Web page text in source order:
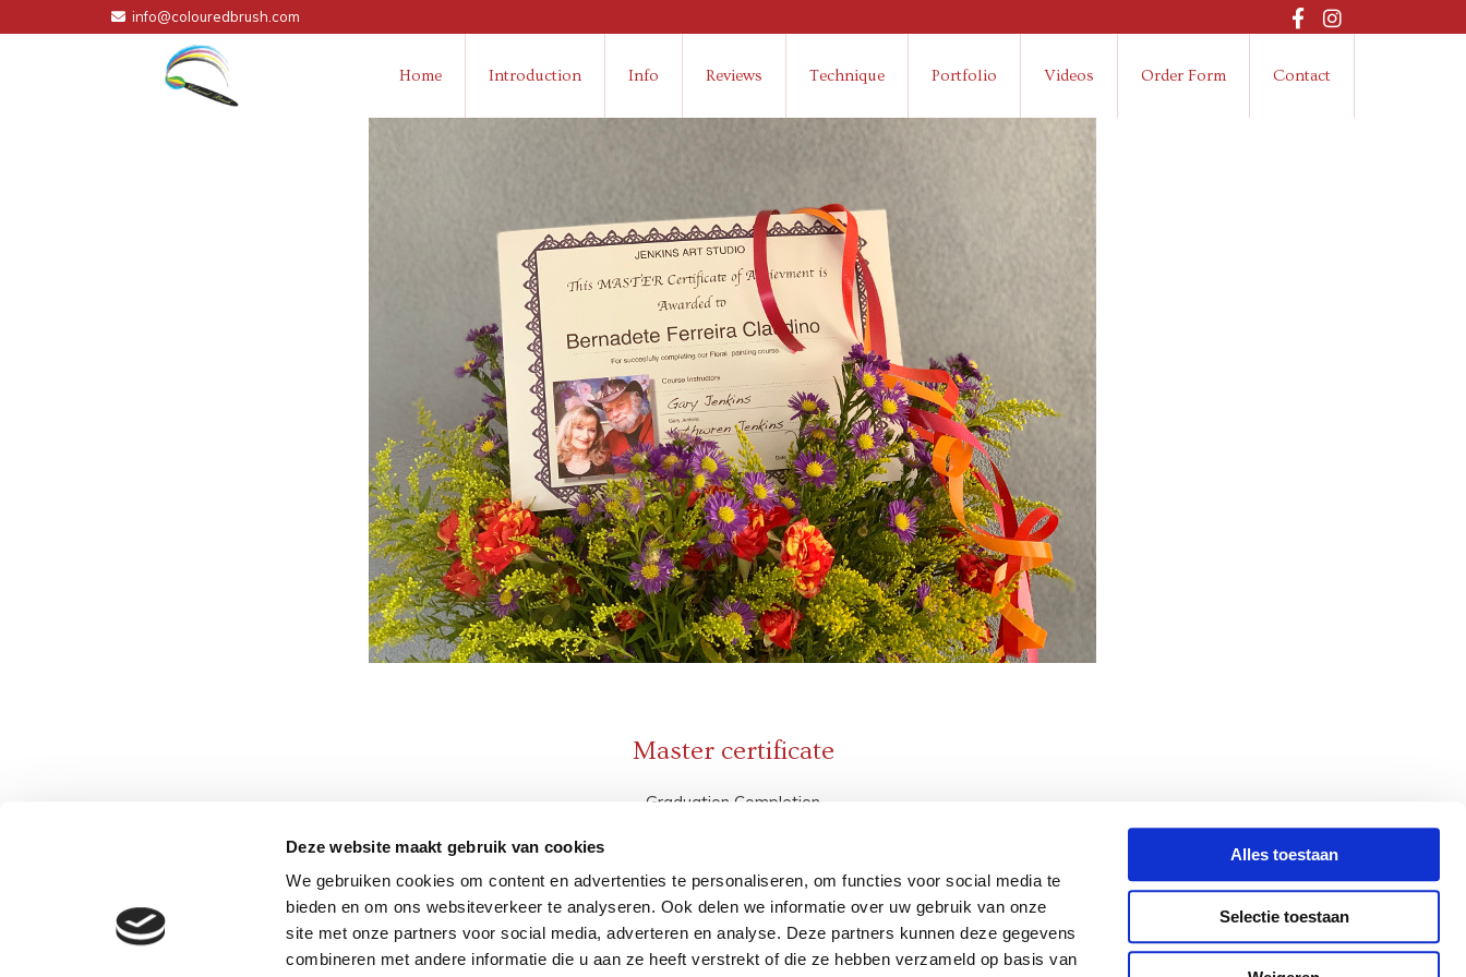
Deze website maakt gebruik van cookies
We gebruiken cookies om content en advertenties te personaliseren, om functies voor social media te
bieden en om ons websiteverkeer te analyseren. Ook delen we informatie over uw gebruik van onze
site met onze partners voor social media, adverteren en analyse. Deze partners kunnen deze gegevens
combineren met andere informatie die u aan ze heeft verstrekt of die ze hebben verzameld op basis van
Alles toestaan
Selectie toestaan
 info@colouredbrush.com
Home Introduction Info Reviews Technique Portfolio Videos Order Form Contact
Master certificate
Graduation Completion
After completing the three modules of graduation in the technique "Wet on Wet" of floral oil painting, I had
the opportunity to take a postgraduate course, with the accompaniment of the instructor and precursor of
the technique, Gary Jenkins. With the course, it was possible to explore further creative and practical skills
for my work. I am sure that excellent fruit will come from this.